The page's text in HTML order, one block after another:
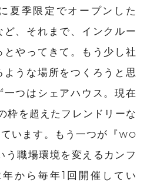
夏季限定でオープンした
ど、それまで、インクルー
やってきて。もう少し社
うな場所をつくろうと思
つはシェアハウス。現在
を超えたフレンドリーな
います。もう一つが『wo
職場環境を変えるカンフ
から毎年1回開催してい